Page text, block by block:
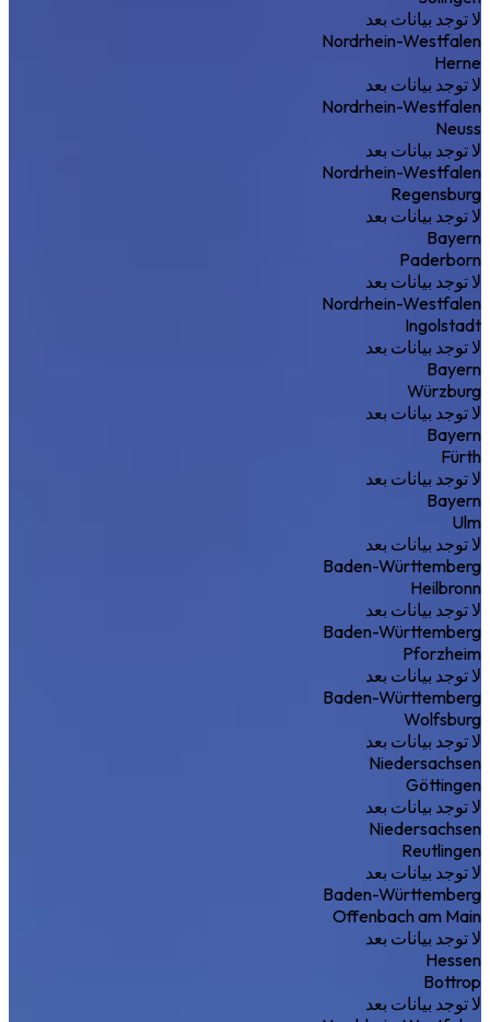
لا توجد بيانات بعد
Nordrhein-Westfalen
Herne
لا توجد بيانات بعد
Nordrhein-Westfalen
Neuss
لا توجد بيانات بعد
Nordrhein-Westfalen
Regensburg
لا توجد بيانات بعد
Bayern
Paderborn
لا توجد بيانات بعد
Nordrhein-Westfalen
Ingolstadt
لا توجد بيانات بعد
Bayern
Würzburg
لا توجد بيانات بعد
Bayern
Fürth
لا توجد بيانات بعد
Bayern
Ulm
لا توجد بيانات بعد
Baden-Württemberg
Heilbronn
لا توجد بيانات بعد
Baden-Württemberg
Pforzheim
لا توجد بيانات بعد
Baden-Württemberg
Wolfsburg
لا توجد بيانات بعد
Niedersachsen
Göttingen
لا توجد بيانات بعد
Niedersachsen
Reutlingen
لا توجد بيانات بعد
Baden-Württemberg
Offenbach am Main
لا توجد بيانات بعد
Hessen
Bottrop
لا توجد بيانات بعد